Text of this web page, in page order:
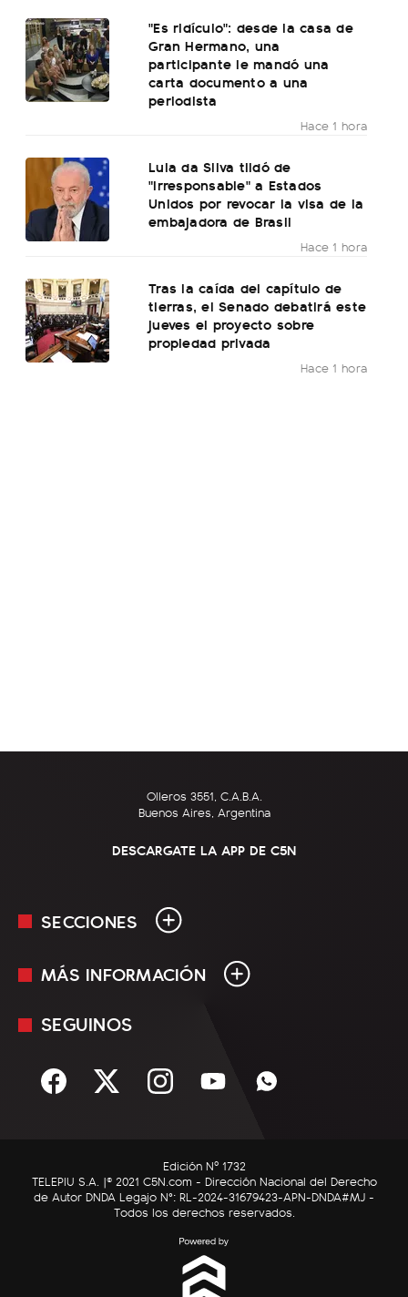
"Es ridículo": desde la casa de
Gran Hermano, una
participante le mandó una
carta documento a una
periodista
Hace 1 hora
Lula da Silva tildó de
"irresponsable" a Estados
Unidos por revocar la visa de la
embajadora de Brasil
Hace 1 hora
Tras la caída del capítulo de
tierras, el Senado debatirá este
jueves el proyecto sobre
propiedad privada
Hace 1 hora
Olleros 3551, C.A.B.A.
Buenos Aires, Argentina
DESCARGATE LA APP DE C5N
SECCIONES
En Vivo
Sociedad
C5N Autos
RatingCero
MÁS INFORMACIÓN
Mediakit
Términos y condiciones
SEGUINOS
Edición Nº 1732
TELEPIU S.A. |© 2021 C5N.com - Dirección Nacional del Derecho
de Autor DNDA Legajo N°: RL-2024-31679423-APN-DNDA#MJ -
Todos los derechos reservados.